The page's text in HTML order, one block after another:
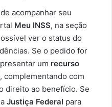
acompanhar seu
Meu INSS, na seção
ver o status do
Se o pedido for
um recurso
complementando com
direito ao benefício. Se
Justiça Federal para